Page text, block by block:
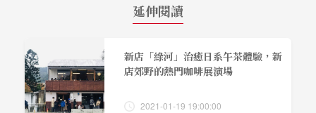
延伸閱讀
新店「綠河」治癒日系午茶體驗，新
店郊野的熱門咖啡展演場
2021-01-19 19:00:00